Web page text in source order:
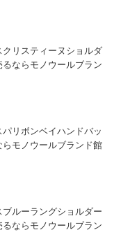
リスティーヌショルダ
ならモノウールブラン
リボンベイハンドバッ
モノウールブランド館
ルーラングショルダー
ならモノウールブラン